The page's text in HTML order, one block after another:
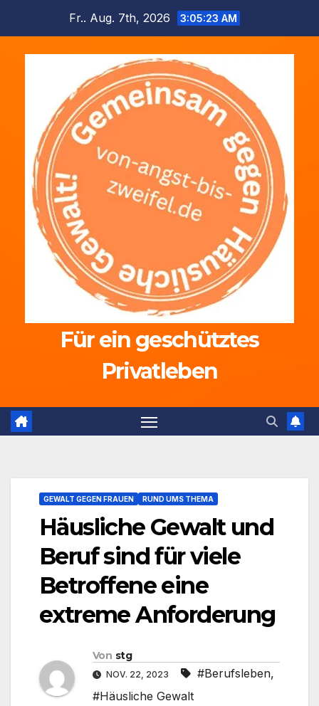
springen
Fr.. Aug. 7th, 2026 3:05:24 AM
Für ein geschütztes
Privatleben
GEWALT GEGEN FRAUEN RUND UMS THEMA
Häusliche Gewalt und
Beruf sind für viele
Betroffene eine
extreme Anforderung
Von stg
NOV. 22, 2023 #Berufsleben,
#Häusliche Gewalt